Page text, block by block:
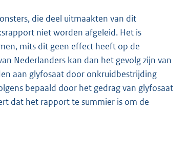
die deel uitmaakten van dit
niet worden afgeleid. Het is
mits dit geen effect heeft op de
Nederlanders kan dan het gevolg zijn van
aan glyfosaat door onkruidbestrijding
bepaald door het gedrag van glyfosaat
dat het rapport te summier is om de